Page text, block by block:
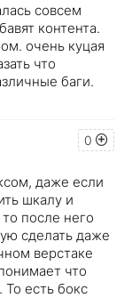
совсем
контента.
очень куцая
что
баги.
0
даже если
шкалу и
после него
сделать даже
верстаке
что
есть бокс